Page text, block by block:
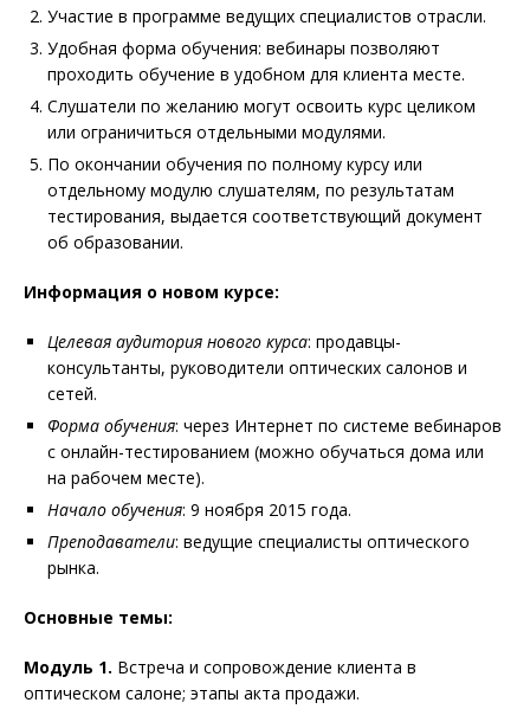
Участие в программе ведущих специалистов отрасли.
Удобная форма обучения: вебинары позволяют
проходить обучение в удобном для клиента месте.
Слушатели по желанию могут освоить курс целиком
или ограничиться отдельными модулями.
По окончании обучения по полному курсу или
отдельному модулю слушателям, по результатам
тестирования, выдается соответствующий документ
об образовании.
Информация о новом курсе:
Целевая аудитория нового курса: продавцы-
консультанты, руководители оптических салонов и
сетей.
Форма обучения: через Интернет по системе вебинаров
с онлайн-тестированием (можно обучаться дома или
на рабочем месте).
Начало обучения: 9 ноября 2015 года.
Преподаватели: ведущие специалисты оптического
рынка.
Основные темы:
Модуль 1. Встреча и сопровождение клиента в
оптическом салоне; этапы акта продажи.